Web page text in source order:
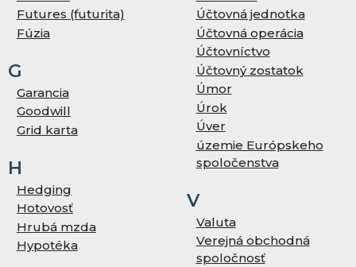
Futures (futurita)
Fúzia
G
Garancia
Goodwill
Grid karta
H
Hedging
Hotovosť
Hrubá mzda
Hypotéka
Účtovná jednotka
Účtovná operácia
Účtovníctvo
Účtovný zostatok
Úmor
Úrok
Úver
územie Európskeho
spoločenstva
V
Valuta
Verejná obchodná
spoločnosť